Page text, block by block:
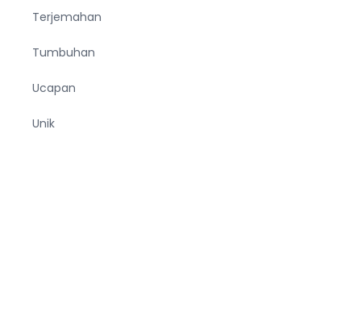
Terjemahan
Tumbuhan
Ucapan
Unik